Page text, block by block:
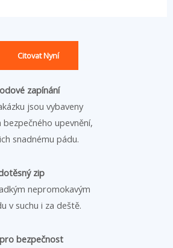
Citovat Nyní
zapínání
jsou vybaveny
upevnění,
snadnému pádu.
zip
nepromokavým
v suchu i za deště.
bezpečnost